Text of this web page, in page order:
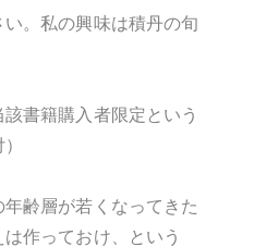
。私の興味は積丹の旬
書籍購入者限定という
齢層が若くなってきた
作っておけ、という